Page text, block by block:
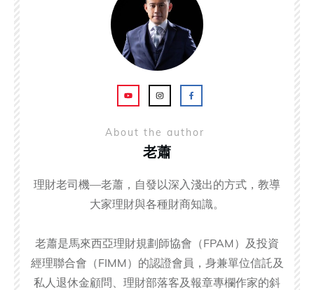
About the author
老蕭
理財老司機—老蕭，自發以深入淺出的方式，教導
大家理財與各種財商知識。
老蕭是馬來西亞理財規劃師協會（FPAM）及投資
經理聯合會（FIMM）的認證會員，身兼單位信託及
私人退休金顧問、理財部落客及報章專欄作家的斜